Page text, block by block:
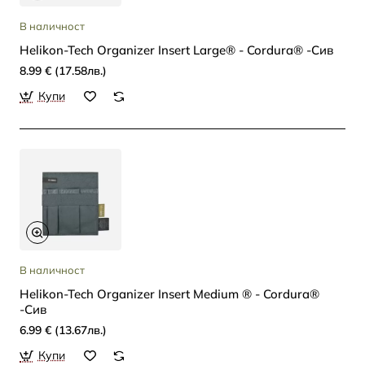
В наличност
Helikon-Tech Organizer Insert Large® - Cordura® -Сив
8.99 € (17.58лв.)
Купи
В наличност
Helikon-Tech Organizer Insert Medium ® - Cordura®
-Сив
6.99 € (13.67лв.)
Купи